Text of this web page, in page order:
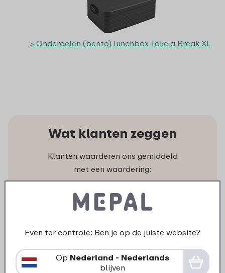
> Onderdelen (bento) lunchbox Take a Break XL
Wat klanten zeggen
Klanten waarderen ons gemiddeld
met een waardering:
Niets missen?
Als eerste op de hoogte van
acties en nieuwe producten.
Ontvang onze nieuwsbrief!
Even ter controle: Ben je op de juiste website?
Op Nederland - Nederlands
blijven